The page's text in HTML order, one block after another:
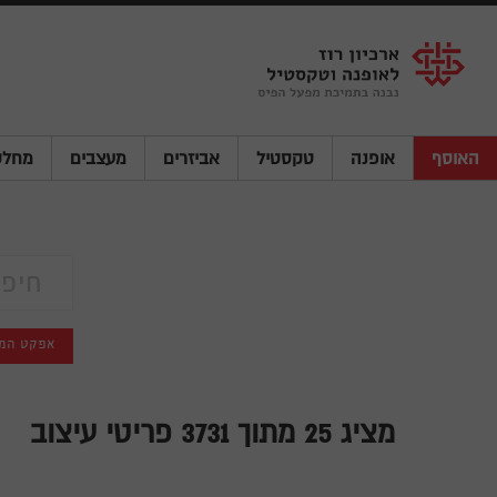
Shenkar
Logo
האוסף אופנה טקסטיל אביזרים מעצבים
אפקט
מציג 25 מתוך 3731 פריטי עיצוב